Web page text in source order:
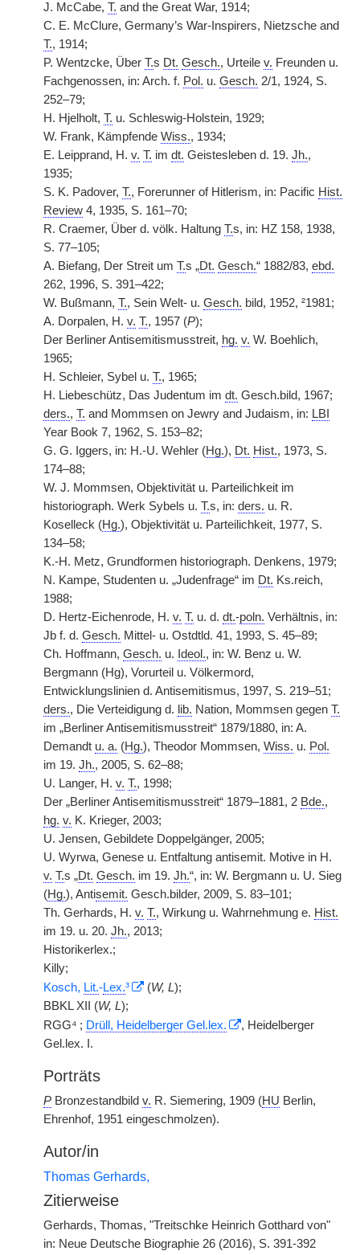
J. McCabe, T. and the Great War, 1914;
C. E. McClure, Germany’s War-Inspirers, Nietzsche and
T., 1914;
P. Wentzcke, Über T.s Dt. Gesch., Urteile v. Freunden u.
Fachgenossen, in: Arch. f. Pol. u. Gesch. 2/1, 1924, S.
252–79;
H. Hjelholt, T. u. Schleswig-Holstein, 1929;
W. Frank, Kämpfende Wiss., 1934;
E. Leipprand, H. v. T. im dt. Geistesleben d. 19. Jh.,
1935;
S. K. Padover, T., Forerunner of Hitlerism, in: Pacific Hist.
Review 4, 1935, S. 161–70;
R. Craemer, Über d. völk. Haltung T.s, in: HZ 158, 1938,
S. 77–105;
A. Biefang, Der Streit um T.s „Dt. Gesch.“ 1882/83, ebd.
262, 1996, S. 391–422;
W. Bußmann, T., Sein Welt- u. Gesch. bild, 1952, ²1981;
A. Dorpalen, H. v. T., 1957 (P);
Der Berliner Antisemitismusstreit, hg. v. W. Boehlich,
1965;
H. Schleier, Sybel u. T., 1965;
H. Liebeschütz, Das Judentum im dt. Gesch.bild, 1967;
ders., T. and Mommsen on Jewry and Judaism, in: LBI
Year Book 7, 1962, S. 153–82;
G. G. Iggers, in: H.-U. Wehler (Hg.), Dt. Hist., 1973, S.
174–88;
W. J. Mommsen, Objektivität u. Parteilichkeit im
historiograph. Werk Sybels u. T.s, in: ders. u. R.
Koselleck (Hg.), Objektivität u. Parteilichkeit, 1977, S.
134–58;
K.-H. Metz, Grundformen historiograph. Denkens, 1979;
N. Kampe, Studenten u. „Judenfrage“ im Dt. Ks.reich,
1988;
D. Hertz-Eichenrode, H. v. T. u. d. dt.-poln. Verhältnis, in:
Jb f. d. Gesch. Mittel- u. Ostdtld. 41, 1993, S. 45–89;
Ch. Hoffmann, Gesch. u. Ideol., in: W. Benz u. W.
Bergmann (Hg), Vorurteil u. Völkermord,
Entwicklungslinien d. Antisemitismus, 1997, S. 219–51;
ders., Die Verteidigung d. lib. Nation, Mommsen gegen T.
im „Berliner Antisemitismusstreit“ 1879/1880, in: A.
Demandt u. a. (Hg.), Theodor Mommsen, Wiss. u. Pol.
im 19. Jh., 2005, S. 62–88;
U. Langer, H. v. T., 1998;
Der „Berliner Antisemitismusstreit“ 1879–1881, 2 Bde.,
hg. v. K. Krieger, 2003;
U. Jensen, Gebildete Doppelgänger, 2005;
U. Wyrwa, Genese u. Entfaltung antisemit. Motive in H.
v. T.s „Dt. Gesch. im 19. Jh.“, in: W. Bergmann u. U. Sieg
(Hg.), Antisemit. Gesch.bilder, 2009, S. 83–101;
Th. Gerhards, H. v. T., Wirkung u. Wahrnehmung e. Hist.
im 19. u. 20. Jh., 2013;
Historikerlex.;
Killy;
Kosch, Lit.-Lex.³ (W, L);
BBKL XII (W, L);
RGG⁴ ; Drüll, Heidelberger Gel.lex.
, Heidelberger
Gel.lex. I.
Porträts
P Bronzestandbild v. R. Siemering, 1909 (HU Berlin,
Ehrenhof, 1951 eingeschmolzen).
Autor/in
Thomas Gerhards,
Zitierweise
Gerhards, Thomas, "Treitschke Heinrich Gotthard von"
in: Neue Deutsche Biographie 26 (2016), S. 391-392